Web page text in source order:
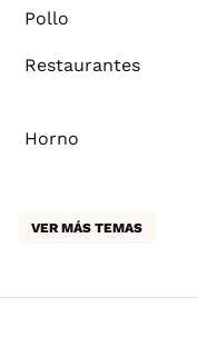
Pollo
Restaurantes
Horno
VER MÁS TEMAS